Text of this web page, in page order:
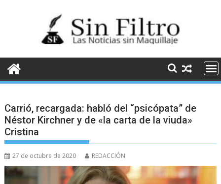
Carrió, recargada: habló del “psicópata” de
Néstor Kirchner y de «la carta de la viuda»
Cristina
27 de octubre de 2020 REDACCIÓN